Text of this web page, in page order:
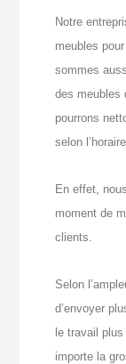
Notre
meubles
sommes
des meubles
pourrons
selon
En effet,
moment de
clients.
Selon
d’envoyer
le travail
importe la